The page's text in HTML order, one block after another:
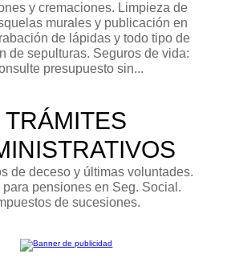
y cremaciones. Limpieza de
murales y publicación en
de lápidas y todo tipo de
de sepulturas. Seguros de vida:
presupuesto sin...
TRÁMITES
de deceso y últimas voluntades.
para pensiones en Seg. Social.
de sucesiones.